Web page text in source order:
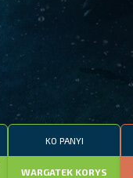
KO PANYI
WARGATEK KORYS